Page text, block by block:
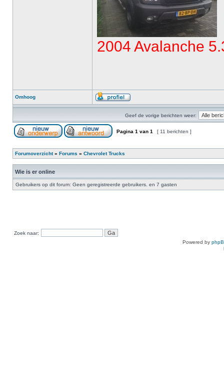
2004 Avalanche
Omhoog
Geef de vorige berichten weer:
Pagina 1 van 1 [ 11 berichten ]
Forumoverzicht» Forums » Chevrolet Trucks
Wie is er online
Gebruikers op dit forum: Geen geregistreerde gebruikers. en 7 gasten
Zoek naar:
Powered by